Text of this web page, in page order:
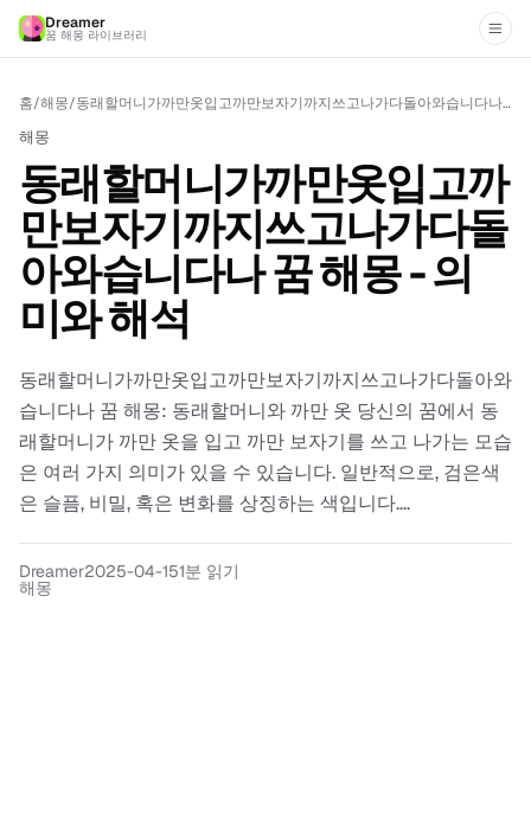
Dreamer
꿈 해몽 라이브러리
홈/해몽/ 동래할머니가까만옷입고까만보자기까지쓰고나가다돌아와습니다나 꿈 해몽 - 의미와 해석
해몽
동래할머니가까만옷입고까
만보자기까지쓰고나가다돌
아와습니다나 꿈 해몽 - 의
미와 해석
동래할머니가까만옷입고까만보자기까지쓰고나가다돌아와
습니다나 꿈 해몽: 동래할머니와 까만 옷 당신의 꿈에서 동
래할머니가 까만 옷을 입고 까만 보자기를 쓰고 나가는 모습
은 여러 가지 의미가 있을 수 있습니다. 일반적으로, 검은색
은 슬픔, 비밀, 혹은 변화를 상징하는 색입니다....
Dreamer2025-04-151분 읽기
해몽